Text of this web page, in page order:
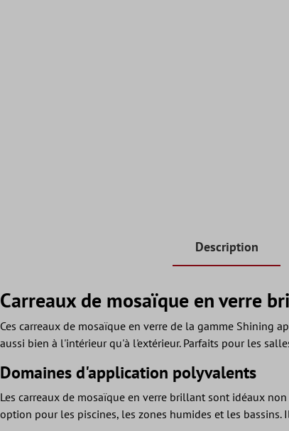
Description
Carreaux de mosaïque en verre
Ces carreaux de mosaïque en verre de la gamme Shining
aussi bien à l'intérieur qu'à l'extérieur. Parfaits pour les
Domaines d'application polyvalents
Les carreaux de mosaïque en verre brillant sont idéaux
option pour les piscines, les zones humides et les